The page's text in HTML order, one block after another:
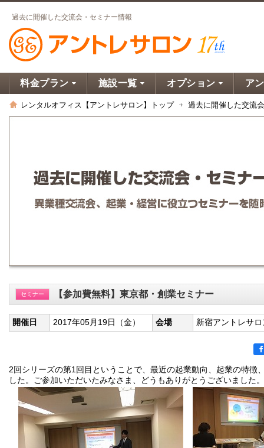
過去に開催した交流会・セミナー情報
料金プラン 施設一覧 オプション ア
レンタルオフィス【アントレサロン】トップ 過去に開催した交流
セミナー 【参加費無料】東京都・創業セミナー
開催日 2017年05月19日（金） 会場 新宿アントレサ
2回シリーズの第1回目ということで、最近の起業動向、起業の特徴
した。ご参加いただいたみなさま、どうもありがとうございました。